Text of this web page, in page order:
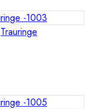
Trauringe